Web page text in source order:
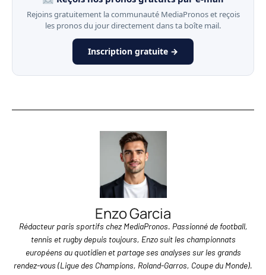
Rejoins gratuitement la communauté MediaPronos et reçois
les pronos du jour directement dans ta boîte mail.
Inscription gratuite →
Enzo Garcia
Rédacteur paris sportifs chez MediaPronos. Passionné de football,
tennis et rugby depuis toujours, Enzo suit les championnats
européens au quotidien et partage ses analyses sur les grands
rendez-vous (Ligue des Champions, Roland-Garros, Coupe du Monde).